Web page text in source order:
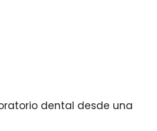
dental desde una